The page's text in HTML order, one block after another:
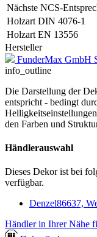
Nächste NCS-
Holzart DIN 4076-1
Holzart EN 13556
Hersteller
FunderMax GmbH
info_outline
Die Darstellung der
entspricht - bedingt
den Farben und
Händlerauswahl
Dieses Dekor ist bei
verfügbar.
Denzel86637,
Händler in Ihrer Nähe